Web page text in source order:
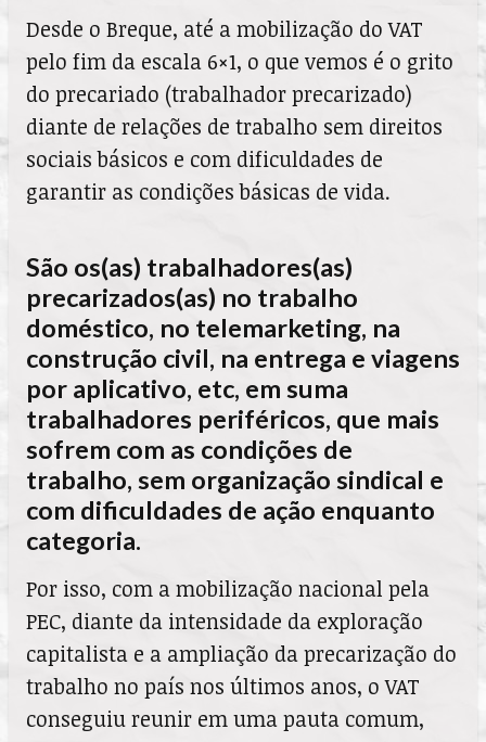
Desde o Breque, até a mobilização do VAT
pelo fim da escala 6×1, o que vemos é o grito
do precariado (trabalhador precarizado)
diante de relações de trabalho sem direitos
sociais básicos e com dificuldades de
garantir as condições básicas de vida.
São os(as) trabalhadores(as)
precarizados(as) no trabalho
doméstico, no telemarketing, na
construção civil, na entrega e viagens
por aplicativo, etc, em suma
trabalhadores periféricos, que mais
sofrem com as condições de
trabalho, sem organização sindical e
com dificuldades de ação enquanto
categoria.
Por isso, com a mobilização nacional pela
PEC, diante da intensidade da exploração
capitalista e a ampliação da precarização do
trabalho no país nos últimos anos, o VAT
conseguiu reunir em uma pauta comum,